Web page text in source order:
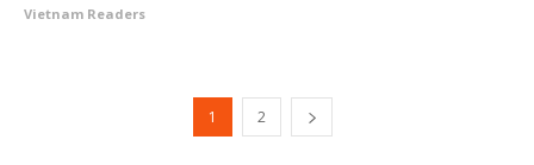
Vietnam Readers
1 2